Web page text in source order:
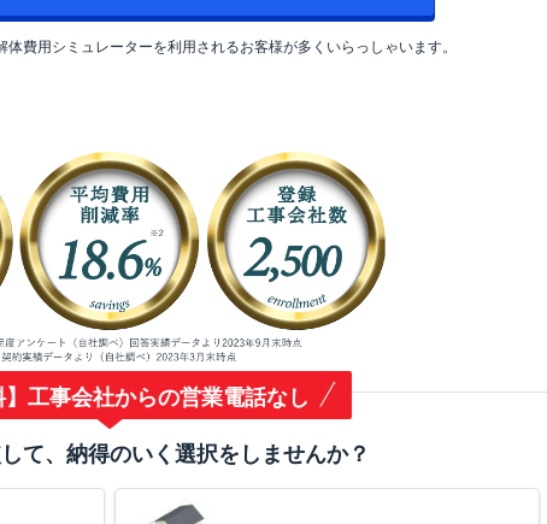
費用シミュレーターを利用されるお客様が多くいらっしゃいます。
】工事会社からの営業電話なし
て、納得のいく選択をしませんか？